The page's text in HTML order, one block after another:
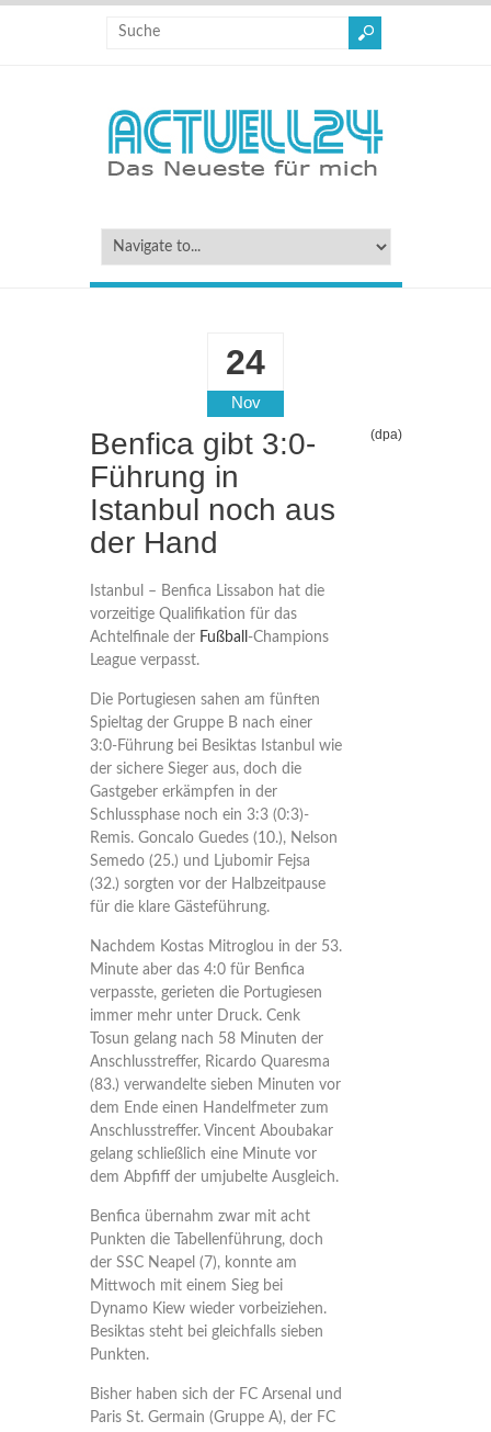
24
Nov
Benfica gibt 3:0-
Führung in
Istanbul noch aus
der Hand
(dpa)
Istanbul – Benfica Lissabon hat die
vorzeitige Qualifikation für das
Achtelfinale der Fußball -Champions
League verpasst.
Die Portugiesen sahen am fünften
Spieltag der Gruppe B nach einer
3:0-Führung bei Besiktas Istanbul wie
der sichere Sieger aus, doch die
Gastgeber erkämpfen in der
Schlussphase noch ein 3:3 (0:3)-
Remis. Goncalo Guedes (10.), Nelson
Semedo (25.) und Ljubomir Fejsa
(32.) sorgten vor der Halbzeitpause
für die klare Gästeführung.
Nachdem Kostas Mitroglou in der 53.
Minute aber das 4:0 für Benfica
verpasste, gerieten die Portugiesen
immer mehr unter Druck. Cenk
Tosun gelang nach 58 Minuten der
Anschlusstreffer, Ricardo Quaresma
(83.) verwandelte sieben Minuten vor
dem Ende einen Handelfmeter zum
Anschlusstreffer. Vincent Aboubakar
gelang schließlich eine Minute vor
dem Abpfiff der umjubelte Ausgleich.
Benfica übernahm zwar mit acht
Punkten die Tabellenführung, doch
der SSC Neapel (7), konnte am
Mittwoch mit einem Sieg bei
Dynamo Kiew wieder vorbeiziehen.
Besiktas steht bei gleichfalls sieben
Punkten.
Bisher haben sich der FC Arsenal und
Paris St. Germain (Gruppe A), der FC